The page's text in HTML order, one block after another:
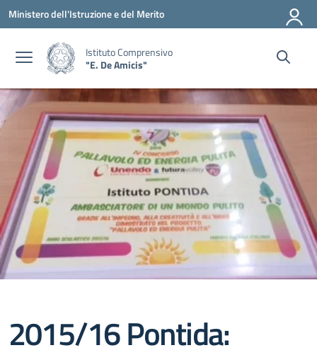
Vai ai contenuti
Vai al menu di navigazione
Vai al footer
Ministero dell'Istruzione e del Merito
Istituto Comprensivo
"E. De Amicis"
2015/16 Pontida: